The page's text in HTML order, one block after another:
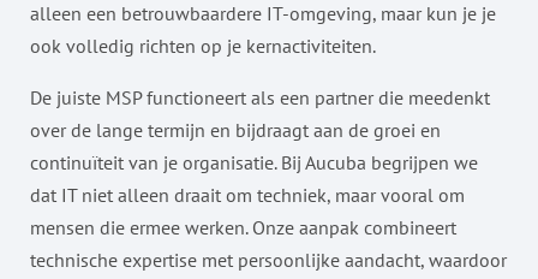
alleen een betrouwbaardere IT-omgeving, maar kun je je
ook volledig richten op je kernactiviteiten.
De juiste MSP functioneert als een partner die meedenkt
over de lange termijn en bijdraagt aan de groei en
continuïteit van je organisatie. Bij Aucuba begrijpen we
dat IT niet alleen draait om techniek, maar vooral om
mensen die ermee werken. Onze aanpak combineert
technische expertise met persoonlijke aandacht, waardoor